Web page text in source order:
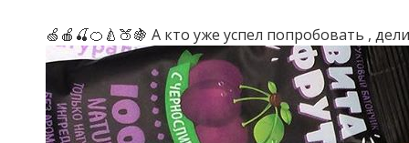
🍏🍎🍒🍊🍐🍑🍇 А кто уже успел попробовать ,